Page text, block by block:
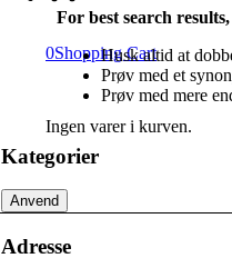
0Shopping Cart
Ingen varer i kurven.
For best search
Husk altid at
Prøv med et
Prøv med mere
Kategorier
Anvend
Adresse